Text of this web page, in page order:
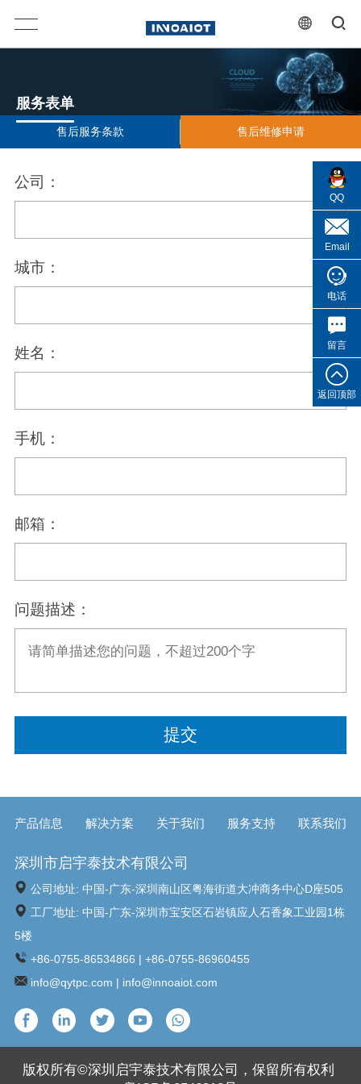
服务表单
售后服务条款 售后维修申请
公司：
城市：
姓名：
手机：
邮箱：
问题描述：
深圳市启宇泰技术有限公司
产品信息 解决方案 关于我们 服务支持 联系我们
公司地址: 中国-广东-深圳南山区粤海街道大冲商务中心D座505
工厂地址: 中国-广东-深圳市宝安区石岩镇应人石香象工业园1栋
5楼
+86-0755-86534866 | +86-0755-86960455
info@qytpc.com | info@innoaiot.com
版权所有©深圳启宇泰技术有限公司，保留所有权利
QQ
Email
电话
留言
返回顶部